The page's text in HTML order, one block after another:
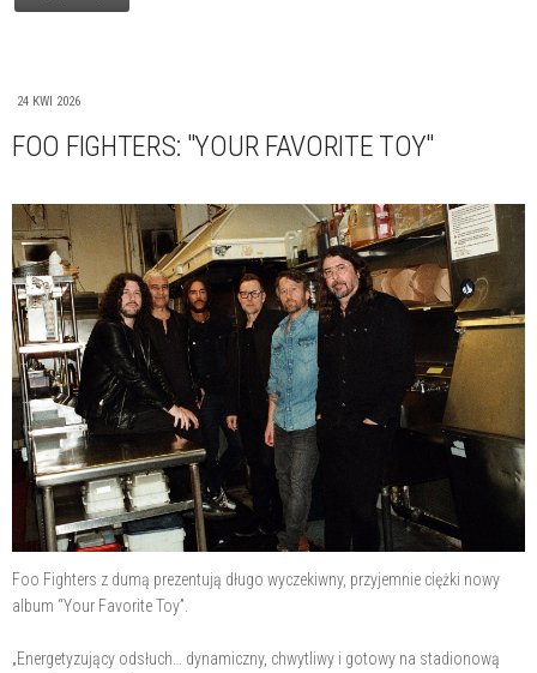
24 KWI 2026
FOO FIGHTERS: "YOUR FAVORITE TOY"
Foo Fighters z dumą prezentują długo wyczekiwny, przyjemnie ciężki nowy
album “Your Favorite Toy”.
„Energetyzujący odsłuch… dynamiczny, chwytliwy i gotowy na stadionową